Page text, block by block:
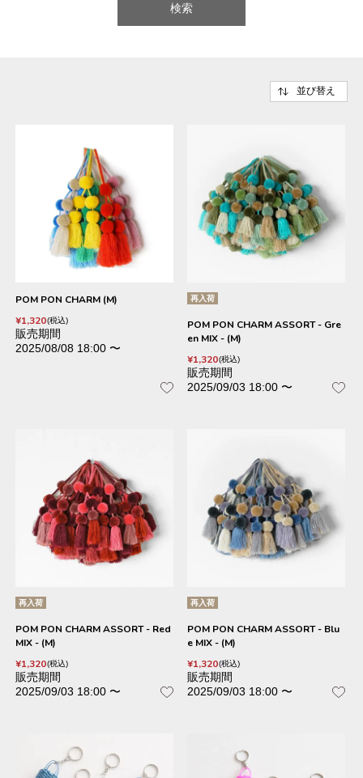
検索
並び替え
POM PON CHARM (M)
¥1,320 税込
販売期間
2025/08/08 18:00 〜
再入荷
POM PON CHARM ASSORT - Gre
en MIX - (M)
¥1,320 税込
販売期間
2025/09/03 18:00 〜
再入荷
POM PON CHARM ASSORT - Red
MIX - (M)
¥1,320 税込
販売期間
2025/09/03 18:00 〜
再入荷
POM PON CHARM ASSORT - Blu
e MIX - (M)
¥1,320 税込
販売期間
2025/09/03 18:00 〜